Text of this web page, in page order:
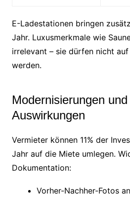
E-Ladestationen bringen
Jahr. Luxusmerkmale wie
irrelevant – sie dürfen nicht
werden.
Modernisierungen
Auswirkungen
Vermieter können 11% der
Jahr auf die Miete umlegen.
Dokumentation:
Vorher-Nachher-Fotos